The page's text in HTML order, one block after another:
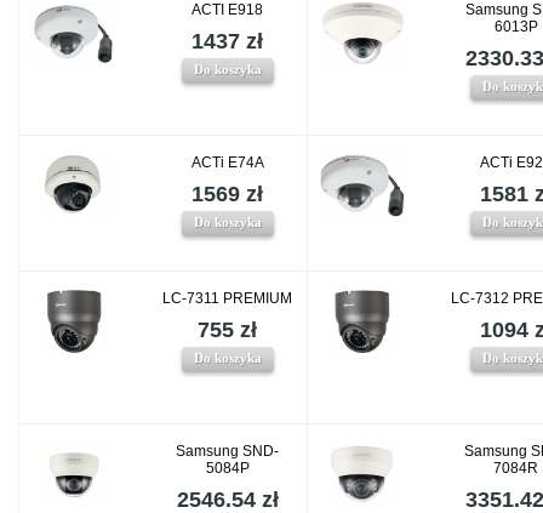
ACTI E918
1437 zł
Do koszyka
Samsung
6013P
Do
ACTi E74A
1569 zł
Do koszyka
ACTi
1581
Do
LC-7311 PREMIUM
755 zł
Do koszyka
LC-7312
1094
Do
Samsung SND-
5084P
2546.54 zł
Samsung
7084R